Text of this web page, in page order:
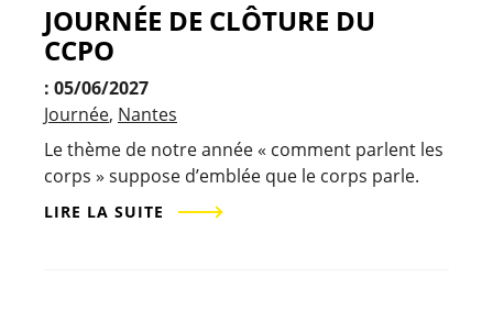
JOURNÉE DE CLÔTURE DU
CCPO
: 05/06/2027
Journée Nantes
Le thème de notre année « comment parlent les
corps » suppose d’emblée que le corps parle.
LIRE LA SUITE